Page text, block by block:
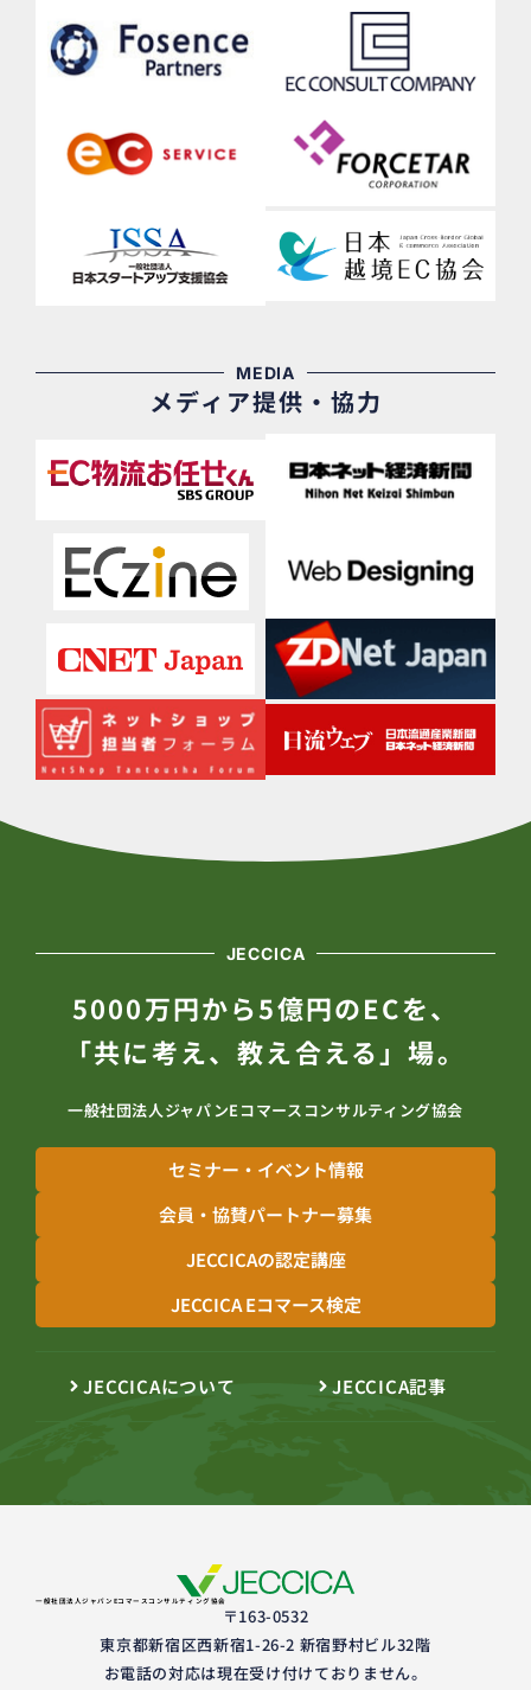
MEDIA
メディア提供・協力
JECCICA
5000万円から5億円のECを、
「共に考え、教え合える」場。
一般社団法人ジャパンEコマースコンサルティング協会
セミナー・イベント情報
会員・協賛パートナー募集
JECCICAの認定講座
JECCICA Eコマース検定
JECCICAについて JECCICA記事
一般社団法人ジャパンEコマースコンサルティング協会
〒163-0532
東京都新宿区西新宿1-26-2 新宿野村ビル32階
お電話の対応は現在受け付けておりません。